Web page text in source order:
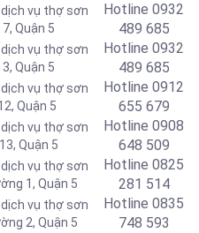
vụ thợ sơn
Quận 5
Hotline 0932
489 685
vụ thợ sơn
Quận 5
Hotline 0932
489 685
vụ thợ sơn
Quận 5
Hotline 0912
655 679
vụ thợ sơn
Quận 5
Hotline 0908
648 509
vụ thợ sơn
1, Quận 5
Hotline 0825
281 514
vụ thợ sơn
2, Quận 5
Hotline 0835
748 593